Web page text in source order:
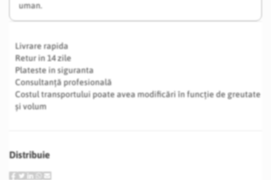
uman.
Livrare rapida
Retur in 14 zile
Plateste in siguranta
Consultanță profesională
Costul transportului poate avea modificări în funcție de greutate
și volum
Distribuie